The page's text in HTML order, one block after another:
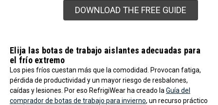
DOWNLOAD THE FREE GUIDE
Elija las botas de trabajo aislantes adecuadas para
el frío extremo
Los pies fríos cuestan más que la comodidad. Provocan fatiga,
pérdida de productividad y un mayor riesgo de resbalones,
caídas y lesiones. Por eso RefrigiWear ha creado la Guía del
comprador de botas de trabajo para invierno, un recurso práctico